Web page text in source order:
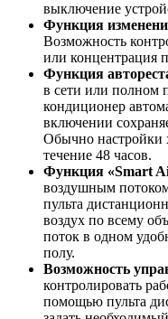
выключение
Функция
Возможность
или концентрация
Функция
в сети или полном
кондиционер
включении
Обычно настройки
течение 48 часов.
Функция «Smart
воздушным
пульта
воздух по всему
поток в одном
полу.
Возможность
контролировать
помощью пульта